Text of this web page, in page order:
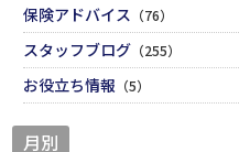
保険アドバイス （76）
スタッフブログ （255）
お役立ち情報 （5）
月別